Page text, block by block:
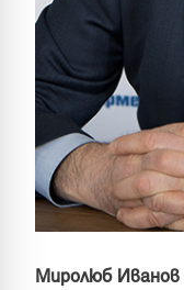
Миролюб Иванов